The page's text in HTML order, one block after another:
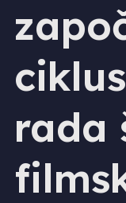
rada